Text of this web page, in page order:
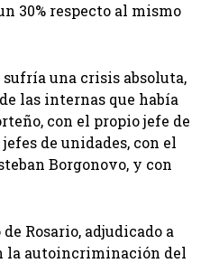
30% respecto al mismo
una crisis absoluta,
las internas que había
con el propio jefe de
de unidades, con el
Borgonovo, y con
Rosario, adjudicado a
la autoincriminación del